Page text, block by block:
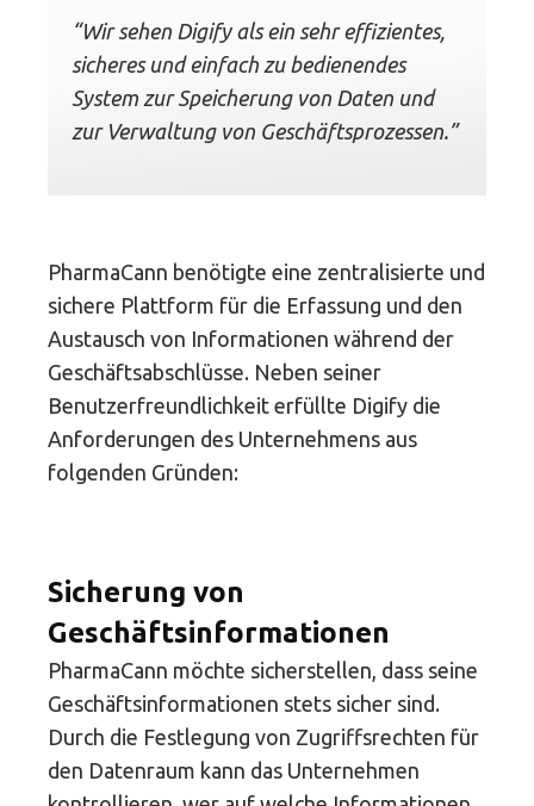
“Wir sehen Digify als ein sehr effizientes,
sicheres und einfach zu bedienendes
System zur Speicherung von Daten und
zur Verwaltung von Geschäftsprozessen.”
PharmaCann benötigte eine zentralisierte und
sichere Plattform für die Erfassung und den
Austausch von Informationen während der
Geschäftsabschlüsse. Neben seiner
Benutzerfreundlichkeit erfüllte Digify die
Anforderungen des Unternehmens aus
folgenden Gründen:
Sicherung von
Geschäftsinformationen
PharmaCann möchte sicherstellen, dass seine
Geschäftsinformationen stets sicher sind.
Durch die Festlegung von Zugriffsrechten für
den Datenraum kann das Unternehmen